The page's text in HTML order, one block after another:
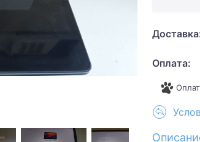
Оплата: